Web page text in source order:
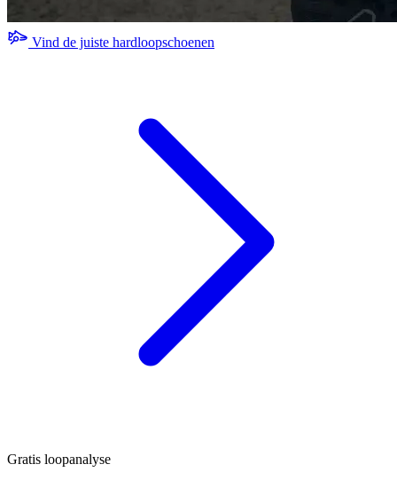
Vind de juiste hardloopschoenen
Gratis loopanalyse